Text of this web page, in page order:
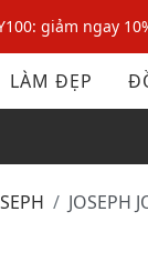
giảm ngay
- Giảm
giảm ngay
LÀM ĐẸP
JOSEPH